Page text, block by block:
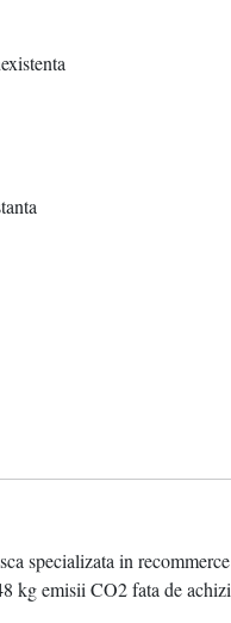
specializata in
kg emisii CO2 fata de